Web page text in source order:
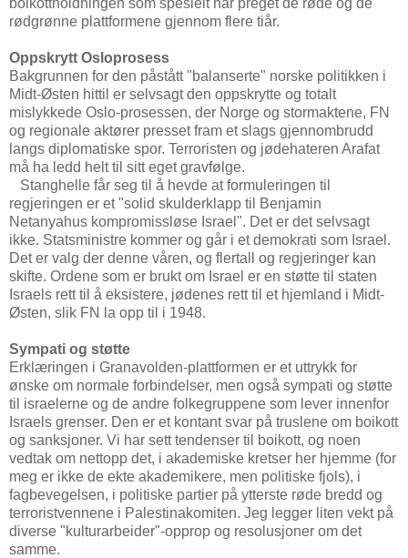
rødgrønne plattformene gjennom flere tiår.
Oppskrytt Osloprosess
Bakgrunnen for den påstått "balanserte" norske politikken i
Midt-Østen hittil er selvsagt den oppskrytte og totalt
mislykkede Oslo-prosessen, der Norge og stormaktene, FN
og regionale aktører presset fram et slags gjennombrudd
langs diplomatiske spor. Terroristen og jødehateren Arafat
må ha ledd helt til sitt eget gravfølge.
Stanghelle får seg til å hevde at formuleringen til
regjeringen er et "solid skulderklapp til Benjamin
Netanyahus kompromissløse Israel". Det er det selvsagt
ikke. Statsministre kommer og går i et demokrati som Israel.
Det er valg der denne våren, og flertall og regjeringer kan
skifte. Ordene som er brukt om Israel er en støtte til staten
Israels rett til å eksistere, jødenes rett til et hjemland i Midt-
Østen, slik FN la opp til i 1948.
Sympati og støtte
Erklæringen i Granavolden-plattformen er et uttrykk for
ønske om normale forbindelser, men også sympati og støtte
til israelerne og de andre folkegruppene som lever innenfor
Israels grenser. Den er et kontant svar på truslene om boikott
og sanksjoner. Vi har sett tendenser til boikott, og noen
vedtak om nettopp det, i akademiske kretser her hjemme (for
meg er ikke de ekte akademikere, men politiske fjols), i
fagbevegelsen, i politiske partier på ytterste røde bredd og
terroristvennene i Palestinakomiten. Jeg legger liten vekt på
diverse "kulturarbeider"-opprop og resolusjoner om det
samme.